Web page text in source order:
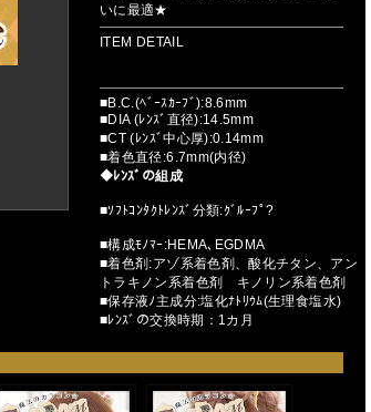
いに最適★
ITEM DETAIL
■B.C.(ﾍﾞｰｽｶｰﾌﾞ):8.6mm
■DIA (ﾚﾝｽﾞ直径):14.5mm
■CT (ﾚﾝｽﾞ中心厚):0.14mm
■着色直径:6.7mm(内径)
◆ﾚﾝｽﾞの組成
■ｿﾌﾄｺﾝﾀｸﾄﾚﾝｽﾞ分類:ｸﾞﾙｰﾌﾟ?
■構成ﾓﾉﾏｰ:HEMA､EGDMA
■着色剤:アゾ系着色剤、酸化チタン、アン
トラキノン系着色剤 キノリン系着色剤
■保存液ﾉ主成分:塩化ﾅﾄﾘｳﾑ(生理食塩水)
■ﾚﾝｽﾞの交換時期：1カ月